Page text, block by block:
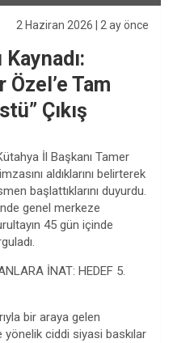
2 Haziran 2026 | 2 ay önce
Özel’e Tam
Çıkış
İl Başkanı Tamer
aldıklarını belirterek
başlattıklarını duyurdu.
genel merkeze
45 gün içinde
İNAT: HEDEF 5.
bir araya gelen
yönelik ciddi siyasi baskılar